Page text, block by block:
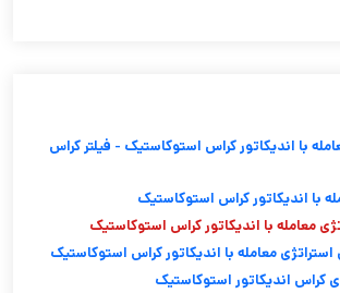
با اندیکاتور کراس استوکاستیک - فیلتر کراس